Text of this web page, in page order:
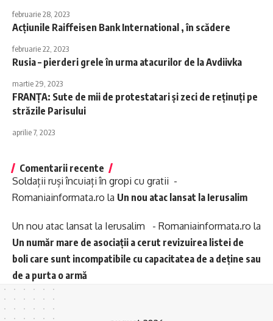
februarie 28, 2023
Acţiunile Raiffeisen Bank International , în scădere
februarie 22, 2023
Rusia – pierderi grele în urma atacurilor de la Avdiivka
martie 29, 2023
FRANȚA: Sute de mii de protestatari și zeci de reţinuţi pe
străzile Parisului
aprilie 7, 2023
Comentarii recente
Soldații ruși încuiați în gropi cu gratii -
Romaniainformata.ro la Un nou atac lansat la Ierusalim
Un nou atac lansat la Ierusalim - Romaniainformata.ro la
Un număr mare de asociații a cerut revizuirea listei de
boli care sunt incompatibile cu capacitatea de a deține sau
de a purta o armă